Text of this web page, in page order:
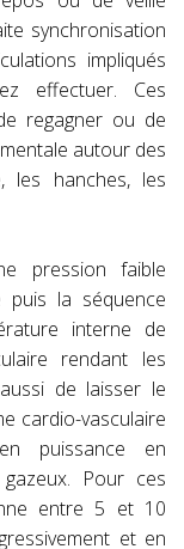
synchronisation
impliqués
effectuer. Ces
regagner ou de
autour des
les hanches, les
pression faible
puis la séquence
interne de
rendant les
de laisser le
cardio-vasculaire
puissance en
gazeux. Pour ces
entre 5 et 10
et en